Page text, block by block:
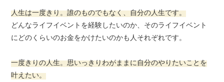
人生は一度きり。誰のものでもなく、自分の人生です。
どんなライフイベントを経験したいのか、 そのライフイベント
にどのくらいのお金をかけたいのかも人それぞれです。
一度きりの人生。思いっきりわがままに自分のやりたいことを
叶えたい。